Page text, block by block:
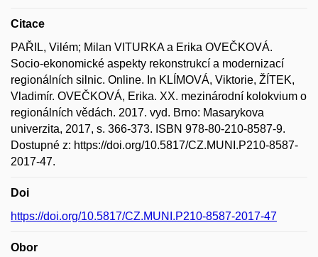
Citace
PAŘIL, Vilém; Milan VITURKA a Erika OVEČKOVÁ.
Socio-ekonomické aspekty rekonstrukcí a modernizací
regionálních silnic. Online. In KLÍMOVÁ, Viktorie, ŽÍTEK,
Vladimír. OVEČKOVÁ, Erika. XX. mezinárodní kolokvium o
regionálních vědách. 2017. vyd. Brno: Masarykova
univerzita, 2017, s. 366-373. ISBN 978-80-210-8587-9.
Dostupné z: https://doi.org/10.5817/CZ.MUNI.P210-8587-
2017-47.
Doi
https://doi.org/10.5817/CZ.MUNI.P210-8587-2017-47
Obor